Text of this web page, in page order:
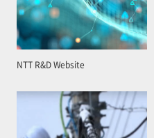
NTT R&D Website